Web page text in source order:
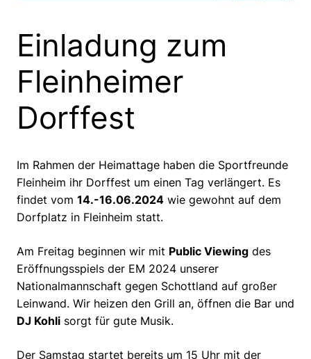
Einladung zum
Fleinheimer
Dorffest
Im Rahmen der Heimattage haben die Sportfreunde
Fleinheim ihr Dorffest um einen Tag verlängert. Es
findet vom 14.-16.06.2024 wie gewohnt auf dem
Dorfplatz in Fleinheim statt.
Am Freitag beginnen wir mit Public Viewing des
Eröffnungsspiels der EM 2024 unserer
Nationalmannschaft gegen Schottland auf großer
Leinwand. Wir heizen den Grill an, öffnen die Bar und
DJ Kohli sorgt für gute Musik.
Der Samstag startet bereits um 15 Uhr mit der